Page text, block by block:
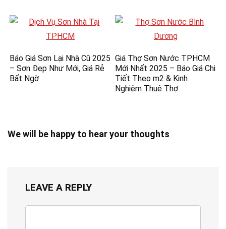
Báo Giá Sơn Lại Nhà Cũ 2025
– Sơn Đẹp Như Mới, Giá Rẻ
Bất Ngờ
Giá Thợ Sơn Nước TPHCM
Mới Nhất 2025 – Báo Giá Chi
Tiết Theo m2 & Kinh
Nghiệm Thuê Thợ
We will be happy to hear your thoughts
LEAVE A REPLY